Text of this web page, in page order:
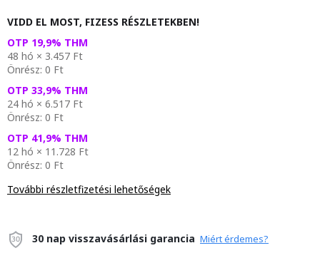
VIDD EL MOST, FIZESS RÉSZLETEKBEN!
OTP 19,9% THM
48 hó × 3.457 Ft
Önrész: 0 Ft
OTP 33,9% THM
24 hó × 6.517 Ft
Önrész: 0 Ft
OTP 41,9% THM
12 hó × 11.728 Ft
Önrész: 0 Ft
További részletfizetési lehetőségek
30 nap visszavásárlási garancia Miért érdemes?